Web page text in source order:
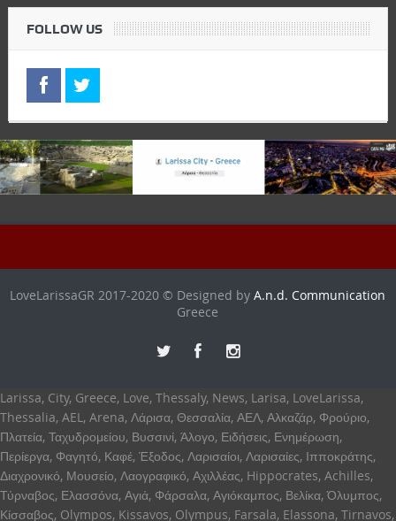
FOLLOW US
LoveLarissaGR 2017-2020 © Designed byA.n.d. Communication
Greece
Larissa, City, Greece, Love, Thessaly, News, Larisa, LoveLarissa,
Thessalia, AEL, Arena, Λάρισα, Θεσσαλία, ΑΕΛ, Αλκαζάρ, Φρούριο,
Πλατεία, Ταχυδρομείου, Βυσσινί, Άλογο, Ειδήσεις, Ενημέρωση,
Περίεργα, Φαγητό, Καφέ, Έξοδος, Λαρισαίοι, Λαρισαίες, Ιπποκράτης,
Διαχρονικό, Μουσείο, Λαογραφικό, Αχιλλέας, Hippocrates, Achilles,
Τύρναβος, Ελασσόνα, Αγιά, Φάρσαλα, Αγιόκαμπος, Βελίκα, Όλυμπος,
Κίσσαβος, Olympos, Kissavos, Olympus, Farsala, Elassona, Tirnavos,